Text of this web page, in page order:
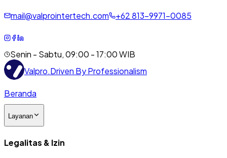
mail@valprointertech.com +62813-9971-0085
Senin - Sabtu, 09:00 - 17:00 WIB
Valpro.Driven By Professionalism
Beranda
Layanan
Legalitas & Izin